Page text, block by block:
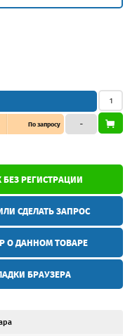
По запросу –
РЕГИСТРАЦИИ
СДЕЛАТЬ ЗАПРОС
О ДАННОМ ТОВАРЕ
БРАУЗЕРА